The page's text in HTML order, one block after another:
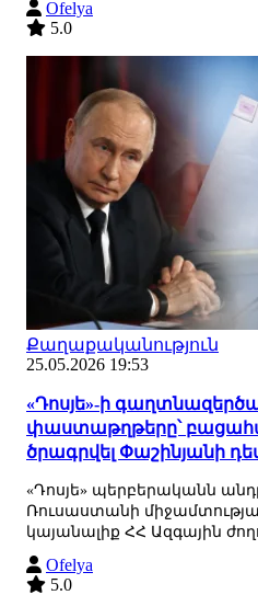
Ofelya
5.0
Քաղաքականություն
25.05.2026 19:53
«Դոսյե»-ի
փաստաթղթերը՝
ծրագրվել Փաշինյանի
«Դոսյե» պերբերականն
Ռուսաստանի
կայանալիք ՀՀ Ազգային
Ofelya
5.0